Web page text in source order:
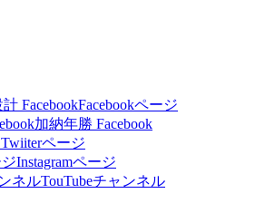
Facebookページ
加納年勝 Facebook
Twiiterページ
Instagramページ
TouTubeチャンネル